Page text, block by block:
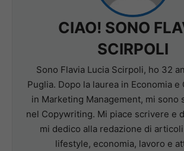
CIAO! SONO
SCIRPOLI
Sono Flavia Lucia Scirpoli, ho 32
Puglia. Dopo la laurea in Economia e
in Marketing Management, mi sono
nel Copywriting. Mi piace scrivere e
mi dedico alla redazione di
lifestyle, economia, lavoro e